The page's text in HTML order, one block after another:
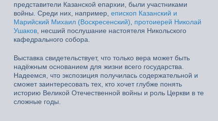
представители Казанской епархии, были участниками
войны. Среди них, например, епископ Казанский и
Марийский Михаил (Воскресенский)
протоиерей Николай
Ушаков , несший послушание настоятеля Никольского
кафедрального собора.
Выставка свидетельствует, что только вера может быть
надёжным основанием для жизни всего государства.
Надеемся, что экспозиция получилась содержательной и
сможет заинтересовать тех, кто хочет глубже понять
историю Великой Отечественной войны и роль Церкви в те
сложные годы.